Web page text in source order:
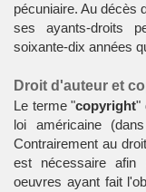
pécuniaire. Au décès
ses ayants-droits
soixante-dix années
Droit d'auteur et
Le terme "copyright"
loi américaine
Contrairement au
est nécessaire
oeuvres ayant fait